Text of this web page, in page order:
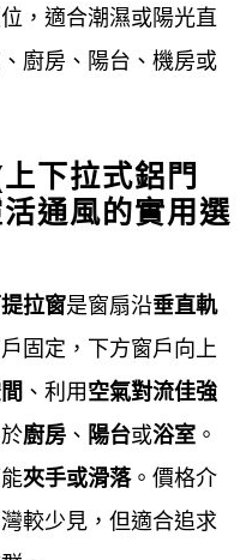
開關是否順
密性是否良
合要求。
現場，恢復環
驗收並完成
長期穩定運作。
，適合潮濕或陽光直
廚房、陽台、機房或
下拉式鋁門
通風的實用選
拉窗是窗扇沿垂直軌
戶固定，下方窗戶向上
、利用 空氣對流佳強
廚房 、 陽台或浴室 。
夾手或滑落。價格介
較少見，但適合追求